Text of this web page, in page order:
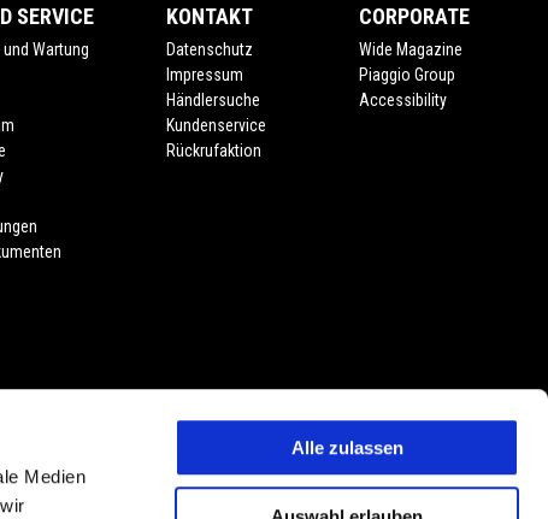
Medien
Alle zulassen
SERVICE
Wartung
KONTAKT
Datenschutz
Impressum
Händlersuche
Kundenservice
Rückrufaktion
CORPORATE
Wide Magazine
Piaggio Group
Accessibility
Dekore oder Sitzbankfarben vorbehalten. Abweichungen